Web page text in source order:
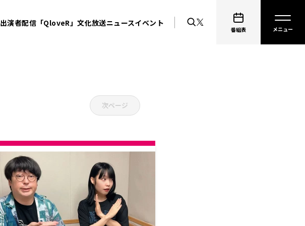
出演者配信「QloveR」文化放送ニュースイベント
番組表
次ページ